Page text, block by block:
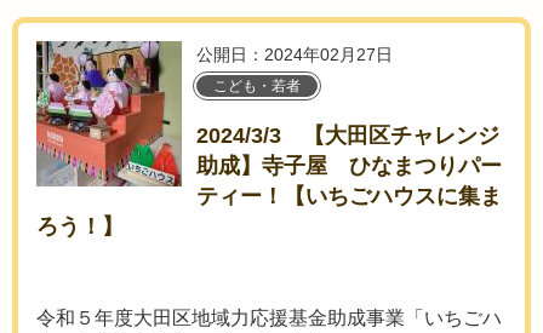
公開日：2024年02月27日
こども・若者
2024/3/3 【大田区チャレンジ
助成】寺子屋 ひなまつりパー
ティー！【いちごハウスに集ま
ろう！】
令和５年度大田区地域力応援基金助成事業「いちごハ